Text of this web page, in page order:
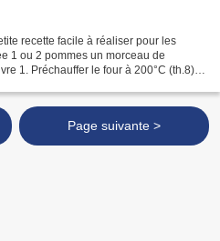
recette facile à réaliser pour les
1 ou 2 pommes un morceau de
1. Préchauffer le four à 200°C (th.8)
Page suivante >